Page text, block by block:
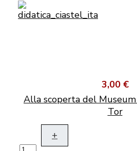
3,00 €
Alla scoperta del
Tor
+